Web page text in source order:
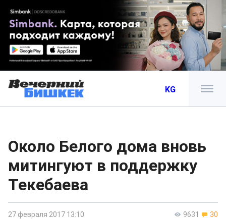
KG
Около Белого дома вновь
митингуют в поддержку
Текебаева
9631 30
27 февраля 2017 13:10